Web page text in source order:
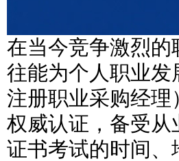
在当今竞争激烈
往能为个人职业发
注册职业采购经
权威认证，备受从
证书考试的时间